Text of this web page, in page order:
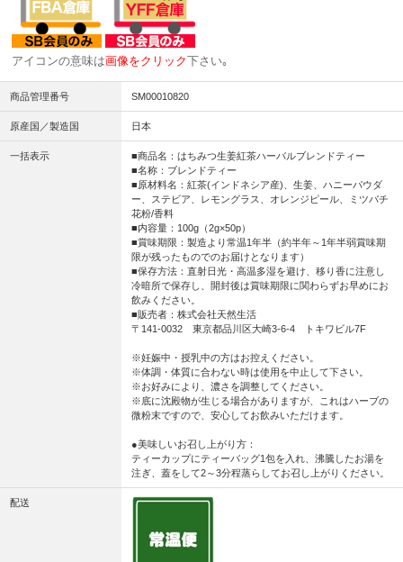
アイコンの意味は画像をクリック下さい｡
商品管理番号 SM00010820
原産国／製造国 日本
一括表示
■商品名：はちみつ生姜紅茶ハーバルブレンドティー
■名称：ブレンドティー
■原材料名：紅茶(インドネシア産)、生姜、ハニーパウダ
ー、ステビア、レモングラス、オレンジピール、ミツバチ
花粉/香料
■内容量：100g（2g×50p）
■賞味期限：製造より常温1年半（約半年～1年半弱賞味期
限が残ったものでのお届けとなります）
■保存方法：直射日光・高温多湿を避け、移り香に注意し
冷暗所で保存し、開封後は賞味期限に関わらずお早めにお
飲みください。
■販売者：株式会社天然生活
〒141-0032 東京都品川区大崎3-6-4 トキワビル7F
※妊娠中・授乳中の方はお控えください。
※体調・体質に合わない時は使用を中止して下さい。
※お好みにより、濃さを調整してください。
※底に沈殿物が生じる場合がありますが、これはハーブの
微粉末ですので、安心してお飲みいただけます。
●美味しいお召し上がり方：
ティーカップにティーバッグ1包を入れ、沸騰したお湯を
注ぎ、蓋をして2～3分程蒸らしてお召し上がりください。
配送